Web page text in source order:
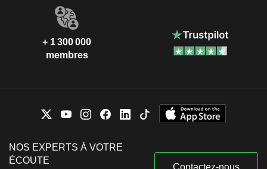
+ 1 300 000
membres
NOS EXPERTS À VOTRE
ÉCOUTE
Contactez-nous